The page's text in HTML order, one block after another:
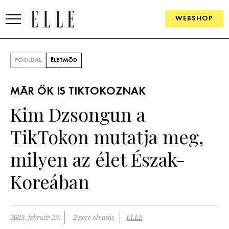
WEBSHOP
SZÉPSÉG
PÁRKAPCSOLAT
FŐOLDAL ÉLETMÓD
MÁR ŐK IS TIKTOKOZNAK
Kim Dzsongun a
TikTokon mutatja meg,
milyen az élet Észak-
Koreában
2023. február 23. 2 perc olvasás ELLE